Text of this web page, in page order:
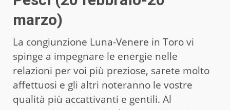
marzo)
La congiunzione Luna-Venere in Toro vi
spinge a impegnare le energie nelle
relazioni per voi più preziose, sarete molto
affettuosi e gli altri noteranno le vostre
qualità più accattivanti e gentili. Al